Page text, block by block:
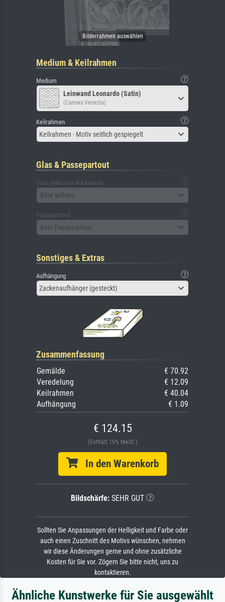
Medium & Keilrahmen
Medium
Leinwand Leonardo (Satin)
(Canvas Venezia)
Keilrahmen
Keilrahmen - Motiv seitlich gespiegelt
Glas & Passepartout
Glas (inklusive Rückwand)
Bitte wählen
Passepartout
Kein Passepartout
Sonstiges & Extras
Aufhängung
Zackenaufhänger (gesteckt)
Zusammenfassung
Gemälde
€ 70.92
Veredelung
€ 12.09
Keilrahmen
€ 40.04
Aufhängung
€ 1.09
€ 124.15
(Enthält 19% MwSt.)
In den Warenkorb
Bildschärfe: SEHR GUT
Sollten Sie Anpassungen der Helligkeit und Farbe oder
auch einen Zuschnitt des Motivs wünschen, nehmen
wir diese Änderungen gerne und ohne zusätzliche
Kosten für Sie vor. Zögern Sie bitte nicht, uns zu
kontaktieren.
Ähnliche Kunstwerke für Sie ausgewählt